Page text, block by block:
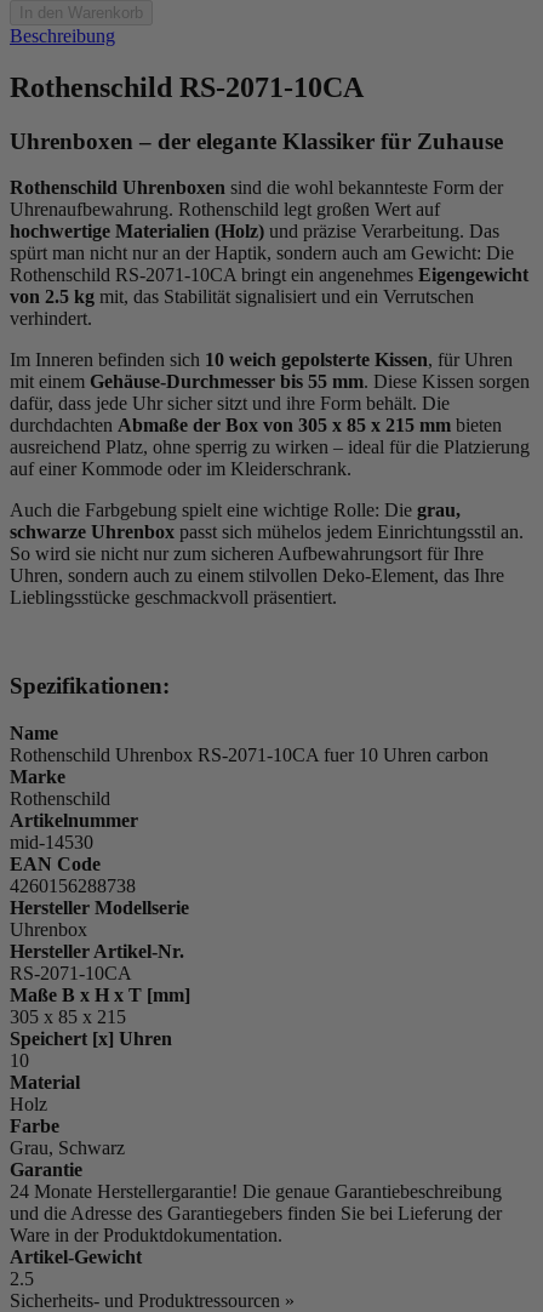
In den Warenkorb
Beschreibung
Rothenschild RS-2071-10CA
Uhrenboxen – der elegante Klassiker für Zuhause
Rothenschild Uhrenboxen sind die wohl bekannteste Form der
Uhrenaufbewahrung. Rothenschild legt großen Wert auf
hochwertige Materialien (Holz) und präzise Verarbeitung. Das
spürt man nicht nur an der Haptik, sondern auch am Gewicht: Die
Rothenschild RS-2071-10CA bringt ein angenehmes Eigengewicht
von 2.5 kg mit, das Stabilität signalisiert und ein Verrutschen
verhindert.
Im Inneren befinden sich 10 weich gepolsterte Kissen, für Uhren
mit einem Gehäuse-Durchmesser bis 55 mm. Diese Kissen sorgen
dafür, dass jede Uhr sicher sitzt und ihre Form behält. Die
durchdachten Abmaße der Box von 305 x 85 x 215 mm bieten
ausreichend Platz, ohne sperrig zu wirken – ideal für die Platzierung
auf einer Kommode oder im Kleiderschrank.
Auch die Farbgebung spielt eine wichtige Rolle: Die grau,
schwarze Uhrenbox passt sich mühelos jedem Einrichtungsstil an.
So wird sie nicht nur zum sicheren Aufbewahrungsort für Ihre
Uhren, sondern auch zu einem stilvollen Deko-Element, das Ihre
Lieblingsstücke geschmackvoll präsentiert.
Spezifikationen:
Name
Rothenschild Uhrenbox RS-2071-10CA fuer 10 Uhren carbon
Marke
Rothenschild
Artikelnummer
mid-14530
EAN Code
4260156288738
Hersteller Modellserie
Uhrenbox
Hersteller Artikel-Nr.
RS-2071-10CA
Maße B x H x T [mm]
305 x 85 x 215
Speichert [x] Uhren
10
Material
Holz
Farbe
Grau, Schwarz
Garantie
24 Monate Herstellergarantie! Die genaue Garantiebeschreibung
und die Adresse des Garantiegebers finden Sie bei Lieferung der
Ware in der Produktdokumentation.
Artikel-Gewicht
2.5
Sicherheits- und Produktressourcen »